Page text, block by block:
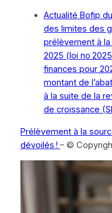
Actualité Bofip
des limites des
prélèvement à
2025 (loi no
finances pour
montant de
à la suite de la
de croissance
Prélèvement à la
dévoilés ! – ©